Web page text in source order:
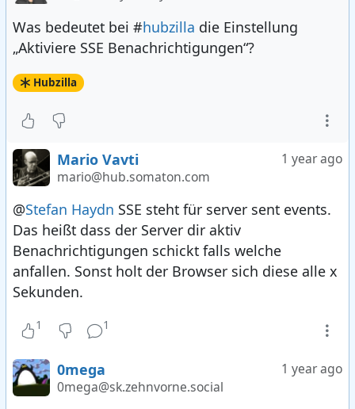
Was bedeutet bei #hubzilla die Einstellung
„Aktiviere SSE Benachrichtigungen“?
Hubzilla
1 year ago
Mario Vavti
mario@hub.somaton.com
@Stefan Haydn SSE steht für server sent events.
Das heißt dass der Server dir aktiv
Benachrichtigungen schickt falls welche
anfallen. Sonst holt der Browser sich diese alle x
Sekunden.
1 1
1 year ago
0mega
0mega@sk.zehnvorne.social